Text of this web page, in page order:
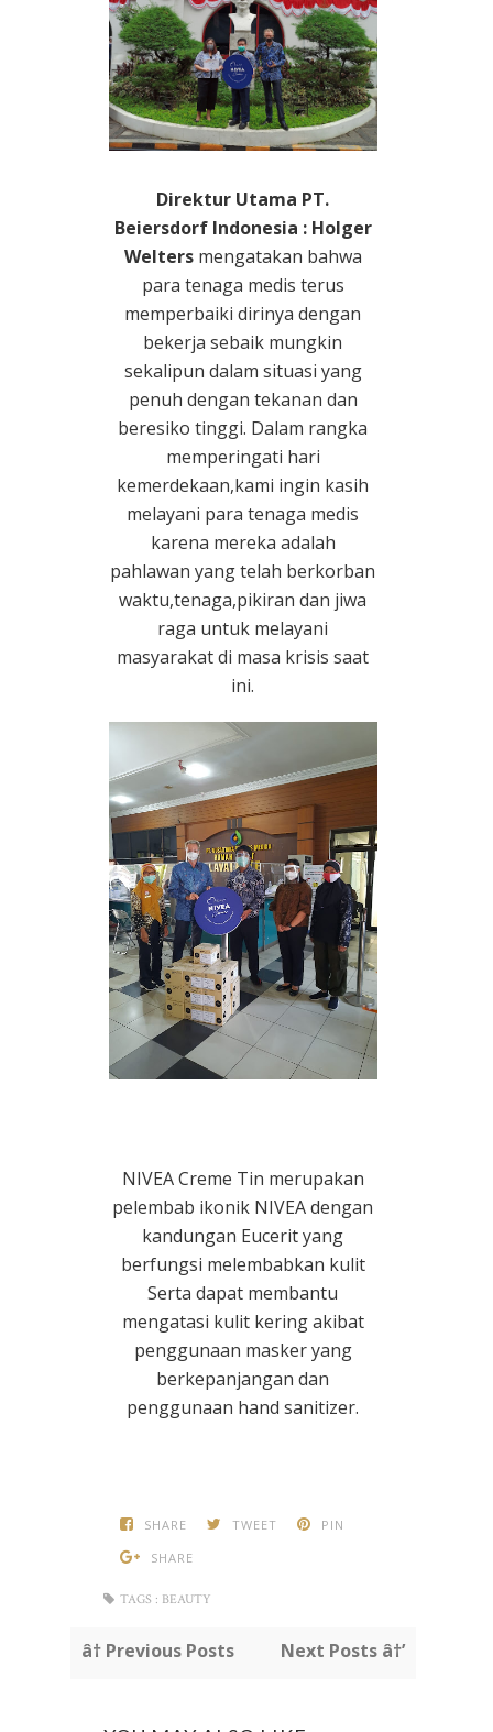
Direktur Utama PT.
Beiersdorf Indonesia : Holger
Welters mengatakan bahwa
para tenaga medis terus
memperbaiki dirinya dengan
bekerja sebaik mungkin
sekalipun dalam situasi yang
penuh dengan tekanan dan
beresiko tinggi. Dalam rangka
memperingati hari
kemerdekaan,kami ingin kasih
melayani para tenaga medis
karena mereka adalah
pahlawan yang telah berkorban
waktu,tenaga,pikiran dan jiwa
raga untuk melayani
masyarakat di masa krisis saat
ini.
NIVEA Creme Tin merupakan
pelembab ikonik NIVEA dengan
kandungan Eucerit yang
berfungsi melembabkan kulit
Serta dapat membantu
mengatasi kulit kering akibat
penggunaan masker yang
berkepanjangan dan
penggunaan hand sanitizer.
SHARE TWEET
PIN
SHARE
TAGS : BEAUTY
â† Previous Posts Next Posts â†’